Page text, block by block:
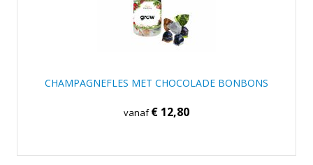
CHAMPAGNEFLES MET CHOCOLADE BONBONS
vanaf€ 12,80